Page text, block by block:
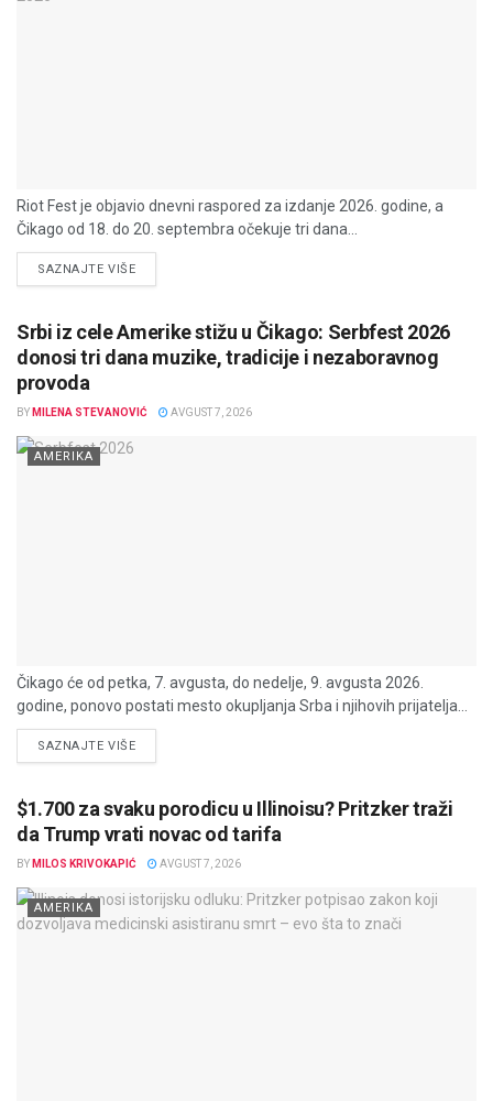
Riot Fest je objavio dnevni raspored za izdanje 2026. godine, a
Čikago od 18. do 20. septembra očekuje tri dana...
SAZNAJTE VIŠEDETAILS
Srbi iz cele Amerike stižu u Čikago: Serbfest 2026
donosi tri dana muzike, tradicije i nezaboravnog
provoda
BY MILENA STEVANOVIĆ AVGUST 7, 2026
AMERIKA
Čikago će od petka, 7. avgusta, do nedelje, 9. avgusta 2026.
godine, ponovo postati mesto okupljanja Srba i njihovih prijatelja...
SAZNAJTE VIŠEDETAILS
$1.700 za svaku porodicu u Illinoisu? Pritzker traži
da Trump vrati novac od tarifa
BY MILOS KRIVOKAPIĆ AVGUST 7, 2026
AMERIKA